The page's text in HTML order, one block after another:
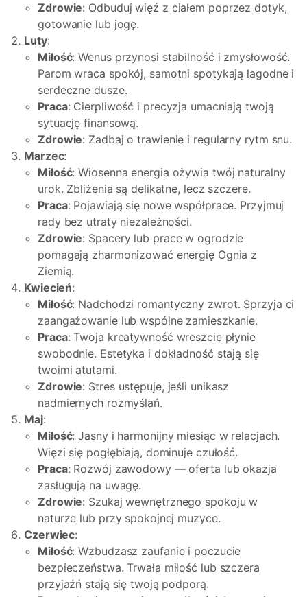
Zdrowie: Odbuduj więź z ciałem poprzez dotyk,
gotowanie lub jogę.
Luty:
Miłość: Wenus przynosi stabilność i zmysłowość.
Parom wraca spokój, samotni spotykają łagodne i
serdeczne dusze.
Praca: Cierpliwość i precyzja umacniają twoją
sytuację finansową.
Zdrowie: Zadbaj o trawienie i regularny rytm snu.
Marzec:
Miłość: Wiosenna energia ożywia twój naturalny
urok. Zbliżenia są delikatne, lecz szczere.
Praca: Pojawiają się nowe współprace. Przyjmuj
rady bez utraty niezależności.
Zdrowie: Spacery lub prace w ogrodzie
pomagają zharmonizować energię Ognia z
Ziemią.
Kwiecień:
Miłość: Nadchodzi romantyczny zwrot. Sprzyja ci
zaangażowanie lub wspólne zamieszkanie.
Praca: Twoja kreatywność wreszcie płynie
swobodnie. Estetyka i dokładność stają się
twoimi atutami.
Zdrowie: Stres ustępuje, jeśli unikasz
nadmiernych rozmyślań.
Maj:
Miłość: Jasny i harmonijny miesiąc w relacjach.
Więzi się pogłębiają, dominuje czułość.
Praca: Rozwój zawodowy — oferta lub okazja
zasługują na uwagę.
Zdrowie: Szukaj wewnętrznego spokoju w
naturze lub przy spokojnej muzyce.
Czerwiec:
Miłość: Wzbudzasz zaufanie i poczucie
bezpieczeństwa. Trwała miłość lub szczera
przyjaźń stają się twoją podporą.